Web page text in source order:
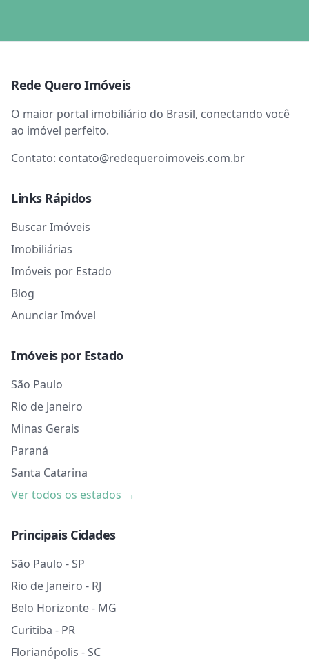
Rede Quero Imóveis
O maior portal imobiliário do Brasil, conectando você
ao imóvel perfeito.
Contato: contato@redequeroimoveis.com.br
Links Rápidos
Buscar Imóveis
Imobiliárias
Imóveis por Estado
Blog
Anunciar Imóvel
Imóveis por Estado
São Paulo
Rio de Janeiro
Minas Gerais
Paraná
Santa Catarina
Ver todos os estados →
Principais Cidades
São Paulo - SP
Rio de Janeiro - RJ
Belo Horizonte - MG
Curitiba - PR
Florianópolis - SC